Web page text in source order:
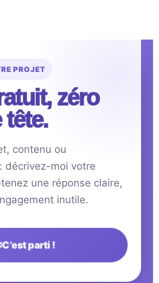
PROJET
zéro
tête.
contenu ou
décrivez-moi votre
une réponse claire,
inutile.
C’est parti !